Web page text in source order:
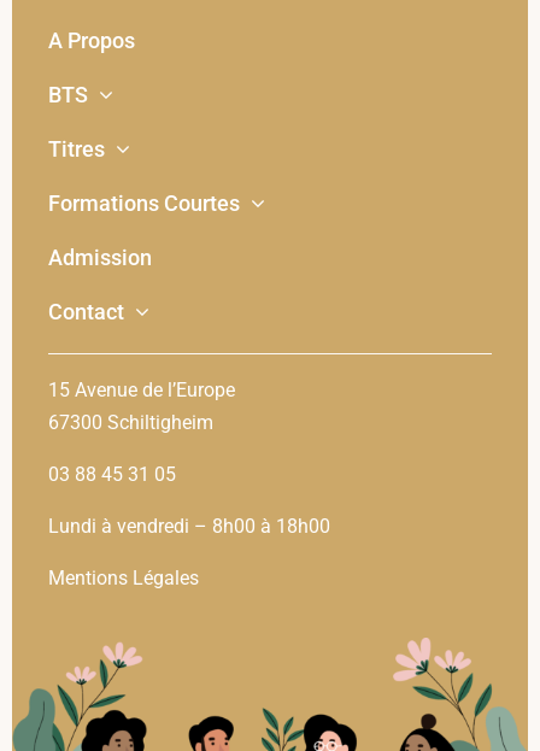
A Propos
BTS
Titres
Formations Courtes
Admission
Contact
15 Avenue de l’Europe
67300 Schiltigheim
03 88 45 31 05
Lundi à vendredi – 8h00 à 18h00
Mentions Légales